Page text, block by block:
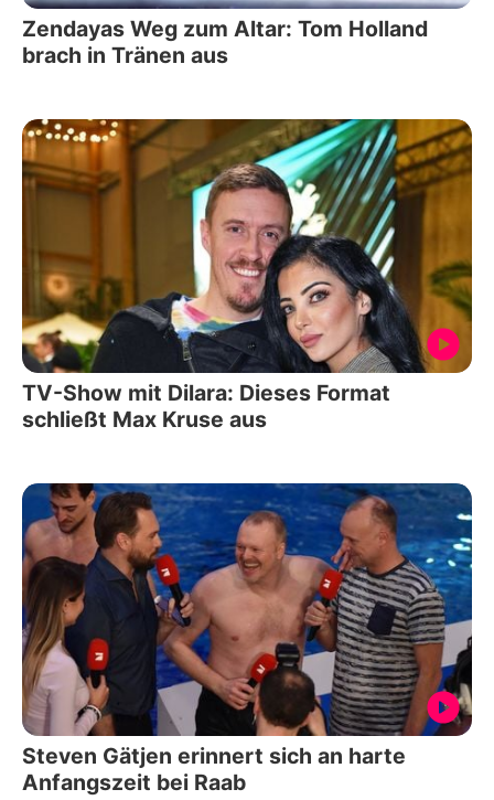
Zendayas Weg zum Altar: Tom Holland
brach in Tränen aus
TV-Show mit Dilara: Dieses Format
schließt Max Kruse aus
Steven Gätjen erinnert sich an harte
Anfangszeit bei Raab